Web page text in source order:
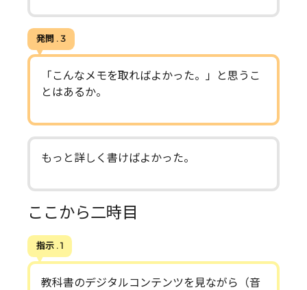
発問 . 3
「こんなメモを取ればよかった。」と思うこ
とはあるか。
もっと詳しく書けばよかった。
ここから二時目
指示 . 1
教科書のデジタルコンテンツを見ながら（音